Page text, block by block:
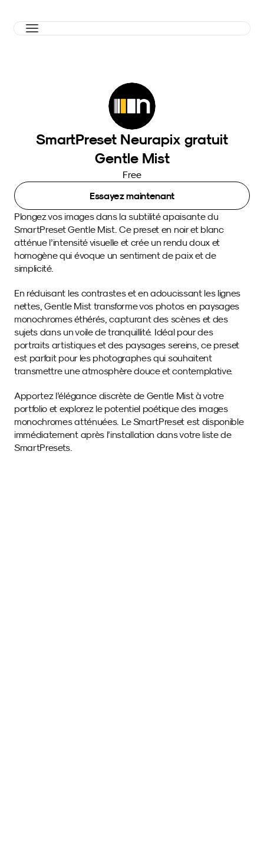
SmartPreset Neurapix gratuit
Gentle Mist
Free
Essayez maintenant
Plongez vos images dans la subtilité apaisante du
SmartPreset Gentle Mist. Ce preset en noir et blanc
atténue l’intensité visuelle et crée un rendu doux et
homogène qui évoque un sentiment de paix et de
simplicité.
En réduisant les contrastes et en adoucissant les lignes
nettes, Gentle Mist transforme vos photos en paysages
monochromes éthérés, capturant des scènes et des
sujets dans un voile de tranquillité. Idéal pour des
portraits artistiques et des paysages sereins, ce preset
est parfait pour les photographes qui souhaitent
transmettre une atmosphère douce et contemplative.
Apportez l’élégance discrète de Gentle Mist à votre
portfolio et explorez le potentiel poétique des images
monochromes atténuées. Le SmartPreset est disponible
immédiatement après l’installation dans votre liste de
SmartPresets.